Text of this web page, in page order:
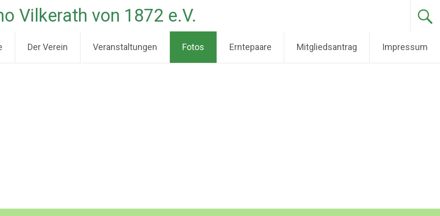
Vilkerath von 1872 e.V.
Der Verein Veranstaltungen Fotos Erntepaare Mitgliedsantrag Impressum